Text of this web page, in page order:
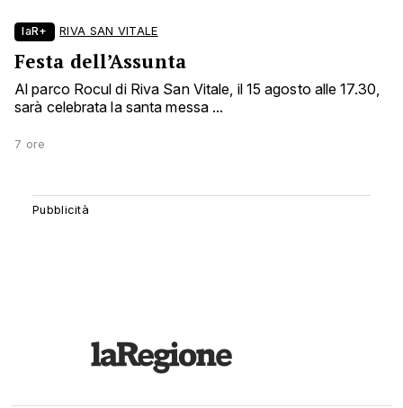
laR+ RIVA SAN VITALE
Festa dell’Assunta
Al parco Rocul di Riva San Vitale, il 15 agosto alle 17.30,
sarà celebrata la santa messa ...
7 ore